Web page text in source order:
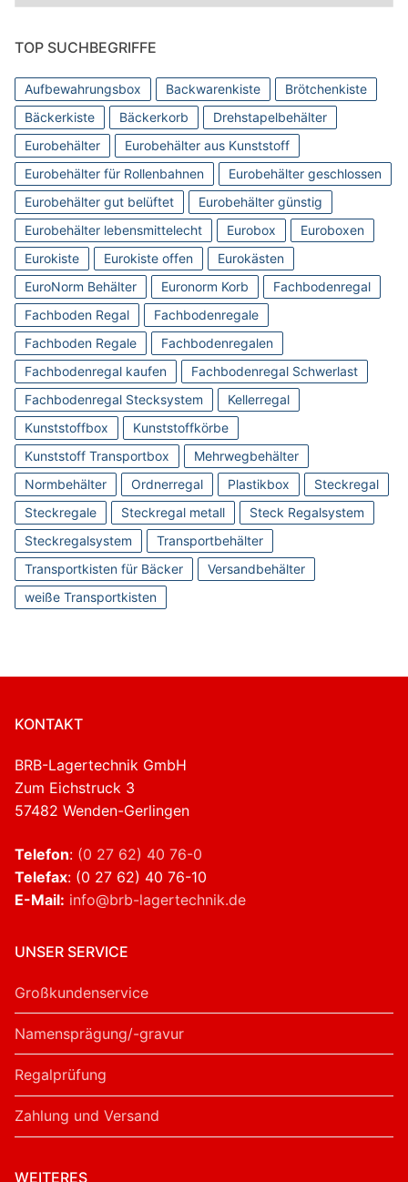
TOP SUCHBEGRIFFE
Aufbewahrungsbox Backwarenkiste
Brötchenkiste
Bäckerkiste
Bäckerkorb
Drehstapelbehälter
Eurobehälter
Eurobehälter aus Kunststoff
Eurobehälter für Rollenbahnen
Eurobehälter geschlossen
Eurobehälter gut belüftet
Eurobehälter günstig
Eurobehälter lebensmittelecht
Eurobox
Euroboxen
Eurokiste
Eurokiste offen
Eurokästen
EuroNorm Behälter
Euronorm Korb
Fachbodenregal
Fachboden Regal
Fachbodenregale
Fachboden Regale
Fachbodenregalen
Fachbodenregal kaufen
Fachbodenregal Schwerlast
Fachbodenregal Stecksystem
Kellerregal
Kunststoffbox
Kunststoffkörbe
Kunststoff Transportbox
Mehrwegbehälter
Normbehälter
Ordnerregal Plastikbox
Steckregal
Steckregale
Steckregal metall
Steck Regalsystem
Steckregalsystem
Transportbehälter
Transportkisten für Bäcker
Versandbehälter
weiße Transportkisten
KONTAKT
BRB-Lagertechnik GmbH
Zum Eichstruck 3
57482 Wenden-Gerlingen
Telefon: (0 27 62) 40 76-0
Telefax: (0 27 62) 40 76-10
E-Mail: info@brb-lagertechnik.de
UNSER SERVICE
Großkundenservice
Namensprägung/-gravur
Regalprüfung
Zahlung und Versand
WEITERES